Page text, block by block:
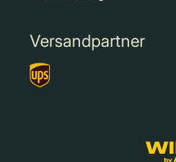
Versandpartner